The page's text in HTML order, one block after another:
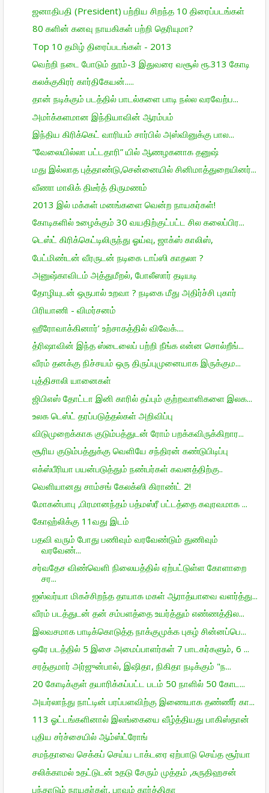
ஜனாதிபதி (President) பற்றிய சிறந்த 10 திரைப்படங்கள்
80 களின் கனவு நாயகிகள் பற்றி தெரியுமா?
Top 10 தமிழ் திரைப்படங்கள் - 2013
வெற்றி நடை போடும் தூம்-3 இதுவரை வசூல் ரூ.313 கோடி
கலக்குகிரர் கார்திகேயன்.....
தான் நடிக்கும் படத்தில் பாடல்களை பாடி நல்ல வரவேற்ப...
அமா்க்களமான இந்தியாவின் ஆரம்பம்
இந்திய கிரிக்கெட் வாரியம் சார்பில் அஸ்வினுக்கு பால...
“வேலையில்லா பட்டதாரி” யில் ஆணழகனாக தனுஷ்
மது இல்லாத புத்தாண்டு,சென்னையில் சினிமாத்துறையினர்...
வீணா மாலிக் திடீர்த் திருமணம்
2013 இல் மக்கள் மனங்களை வென்ற நாயகர்கள்!
கோடிகளில் உழைக்கும் 30 வயதிற்குட்பட்ட சில கலைப்பிர...
டெஸ்ட் கிரிக்கெட்டிலிருந்து ஓய்வு, ஜாக்ஸ் காலிஸ்,
பேட்மிண்டன் வீரருடன் நடிகை டாப்ஸி காதலா ?
அனுஷ்காவிடம் அத்துமீறல், போலீஸார் தடியடி
தோழியுடன் ஒருபால் உறவா ? நடிகை மீது அதிர்ச்சி புகார்
பிரியாணி - விமர்சனம்
ஹீரோவாக்கினார்’ உற்சாகத்தில் விவேக்....
த்ரிஷாவின் இந்த ஸ்டைலைப் பற்றி நீங்க என்ன சொல்றீங்...
வீரம் தனக்கு நிச்சயம் ஒரு திருப்புமுனையாக இருக்கும...
புத்திசாலி யானைகள்
ஜிபிஎஸ் தோட்டா இனி காரில் தப்பும் குற்றவாளிகளை இலக...
உலக டெஸ்ட் தரப்படுத்தல்கள் அறிவிப்பு
விடுமுறைக்காக குடும்பத்துடன் ரோம் பறக்கவிருக்கிறார...
சூரிய குடும்பத்துக்கு வெளியே சந்திரன் கண்டுபிடிப்பு
எக்ஸ்பீரியா பயன்படுத்தும் நண்பர்கள் கவனத்திற்கு..
வெளியானது சாம்சங் கேலக்ஸி கிராண்ட் 2!
மோகன்பாபு ,பிரமானந்தம் பத்மஸ்ரீ பட்டத்தை கவுரவமாக ...
கோஹ்லிக்கு 11வது இடம்
பதவி வரும் போது பணிவும் வரவேண்டும் துணிவும்
வரவேண்...
சர்வதேச விண்வெளி நிலையத்தில் ஏற்பட்டுள்ள கோளாறை
சர...
ஐஸ்வர்யா மிகச்சிறந்த தாயாக மகள் ஆராத்யாவை வளர்த்து...
வீரம் படத்துடன் தன் சம்பளத்தை உயர்த்தும் எண்ணத்தில...
இலவசமாக பாடிக்கொடுத்த நாக்குமுக்க புகழ் சின்னப்பெ...
ஒரே படத்தில் 5 இசை அமைப்பாளர்கள் 7 பாடகர்களும், 6 ...
சரத்குமார் அர்ஜுன்பால், இஷிதா, நிகிதா நடிக்கும் "ந...
20 கோடிக்குள் தயாரிக்கப்பட்ட படம் 50 நாளில் 50 கோட...
அயர்லாந்து நாட்டின் பரப்பளவிற்கு இணையாக தண்ணீர் கா...
113 ஓட்டங்களினால் இலங்கையை வீழ்த்தியது பாகிஸ்தான்
புதிய சர்ச்சையில் ஆம்ஸ்ட்ரோங்
சமந்தாவை செக்கப் செய்ய டாக்டரை ஏற்பாடு செய்த சூர்யா
சலிக்காமல் உதட்டுடன் உதடு சேரும் முத்தம் ,சுருதிஹசன்
பந்தாடும் நாயகர்கள், பாவம் கார்த்திகா